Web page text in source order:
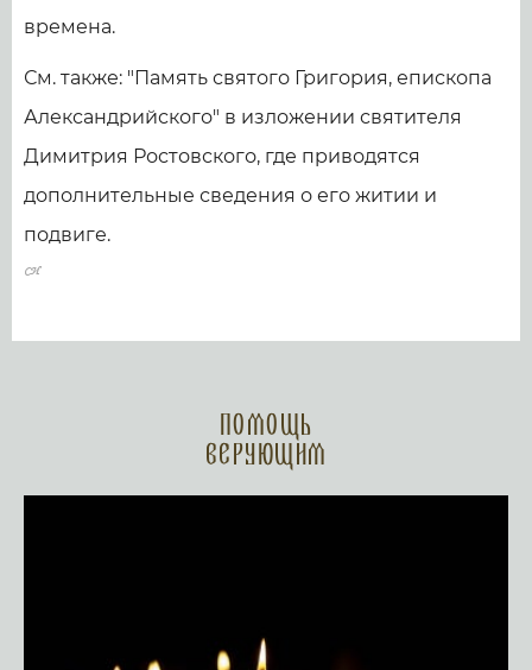
времена.
См. также: "Память святого Григория, епископа
Александрийского" в изложении святителя
Димитрия Ростовского, где приводятся
дополнительные сведения о его житии и
подвиге.
Помощь
верующим